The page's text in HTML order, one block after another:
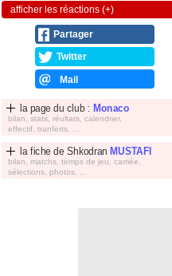
afficher les réactions (+)
Partager
Twitter
Mail
la page du club : Monaco
bilan, stats, réultats, calendrier,
effectif, tranferts, ...
la fiche de Shkodran MUSTAFI
bilan, matchs, temps de jeu, carriée,
sélections, photos, ...